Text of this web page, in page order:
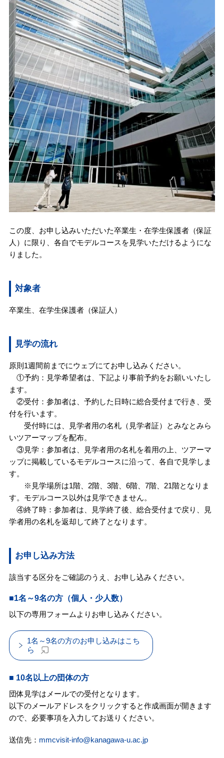
この度、お申し込みいただいた卒業生・在学生保護者（保証
人）に限り、各自でモデルコースを見学いただけるようにな
りました。
対象者
卒業生、在学生保護者（保証人）
見学の流れ
原則1週間前までにウェブにてお申し込みください。
①予約：見学希望者は、下記より事前予約をお願いいたし
ます。
②受付：参加者は、予約した日時に総合受付まで行き、受
付を行います。
受付時には、見学者用の名札（見学者証）とみなとみら
いツアーマップを配布。
③見学：参加者は、見学者用の名札を着用の上、ツアーマ
ップに掲載しているモデルコースに沿って、各自で見学しま
す。
※見学場所は1階、2階、3階、6階、7階、21階となりま
す。モデルコース以外は見学できません。
④終了時：参加者は、見学終了後、総合受付まで戻り、見
学者用の名札を返却して終了となります。
お申し込み方法
該当する区分をご確認のうえ、お申し込みください。
■1名～9名の方（個人・少人数）
以下の専用フォームよりお申し込みください。
1名～9名の方のお申し込みはこち
ら
■ 10名以上の団体の方
団体見学はメールでの受付となります。
以下のメールアドレスをクリックすると作成画面が開きます
ので、必要事項を入力してお送りください。
送信先： mmcvisit-info@kanagawa-u.ac.jp